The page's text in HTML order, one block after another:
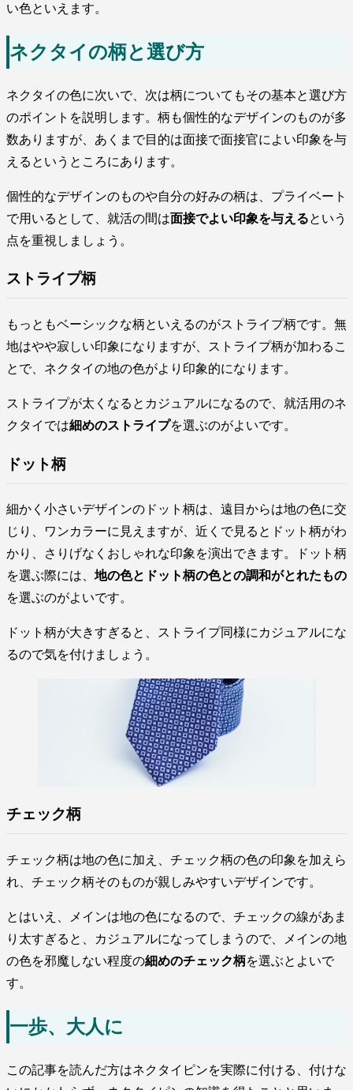
い色といえます。
ネクタイの柄と選び方
ネクタイの色に次いで、次は柄についてもその基本と選び方
のポイントを説明します。柄も個性的なデザインのものが多
数ありますが、あくまで目的は面接で面接官によい印象を与
えるというところにあります。
個性的なデザインのものや自分の好みの柄は、プライベート
で用いるとして、就活の間は面接でよい印象を与えるという
点を重視しましょう。
ストライプ柄
もっともベーシックな柄といえるのがストライプ柄です。無
地はやや寂しい印象になりますが、ストライプ柄が加わるこ
とで、ネクタイの地の色がより印象的になります。
ストライプが太くなるとカジュアルになるので、就活用のネ
クタイでは細めのストライプを選ぶのがよいです。
ドット柄
細かく小さいデザインのドット柄は、遠目からは地の色に交
じり、ワンカラーに見えますが、近くで見るとドット柄がわ
かり、さりげなくおしゃれな印象を演出できます。ドット柄
を選ぶ際には、 地の色とドット柄の色との調和がとれたもの
を選ぶのがよいです。
ドット柄が大きすぎると、ストライプ同様にカジュアルにな
るので気を付けましょう。
チェック柄
チェック柄は地の色に加え、チェック柄の色の印象を加えら
れ、チェック柄そのものが親しみやすいデザインです。
とはいえ、メインは地の色になるので、チェックの線があま
り太すぎると、カジュアルになってしまうので、メインの地
の色を邪魔しない程度の細めのチェック柄を選ぶとよいで
す。
一歩、大人に
この記事を読んだ方はネクタイピンを実際に付ける、付けな